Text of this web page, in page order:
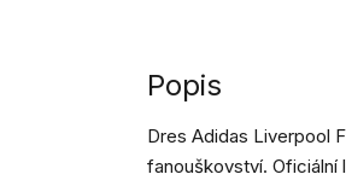
Popis
Dres Adidas Liverpool
fanouškovství. Oficiální